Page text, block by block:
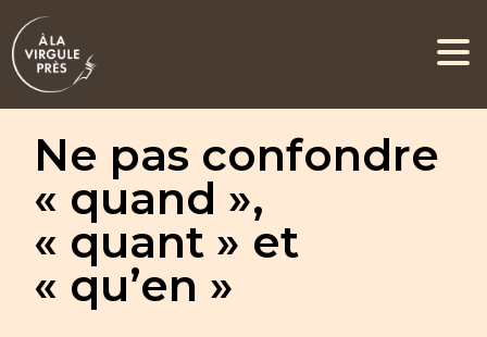
Ne pas confondre
« quand »,
« quant » et
« qu’en »